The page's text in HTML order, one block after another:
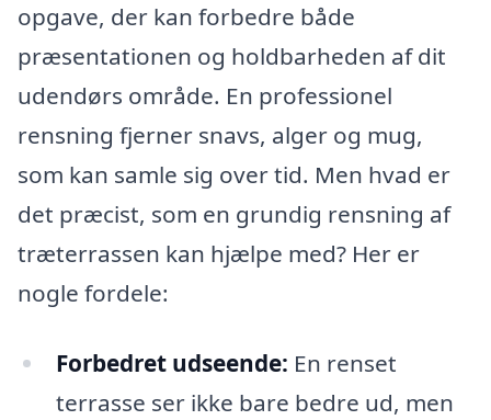
opgave, der kan forbedre både
præsentationen og holdbarheden af dit
udendørs område. En professionel
rensning fjerner snavs, alger og mug,
som kan samle sig over tid. Men hvad er
det præcist, som en grundig rensning af
træterrassen kan hjælpe med? Her er
nogle fordele:
Forbedret udseende: En renset
terrasse ser ikke bare bedre ud, men